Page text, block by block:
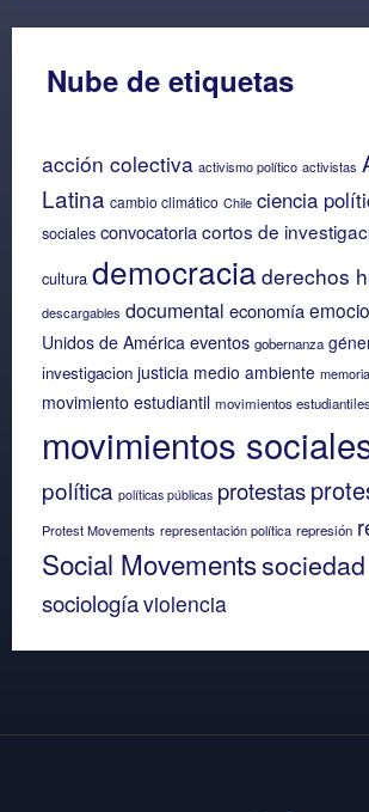
Nube de etiquetas
acción colectiva activismo político activistas
Latina cambio climático Chile ciencia
sociales convocatoriacortos de
cultura democracia derechos
descargables documental economía
Unidos de América eventos gobernanza
investigacion justicia medio ambiente memoria
movimiento estudiantil movimientos
movimientos
política políticas públicas protestas
Protest Movements representación política represión
Social Movements
sociologíaviolencia